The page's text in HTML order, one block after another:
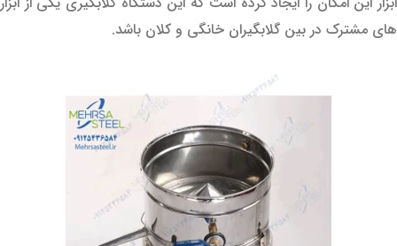
های مشترک در بین گلابگیران خانگی و کلان باشد.